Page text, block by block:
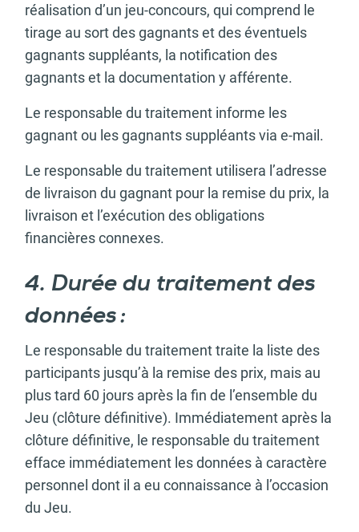
réalisation d’un jeu-concours, qui comprend le
tirage au sort des gagnants et des éventuels
gagnants suppléants, la notification des
gagnants et la documentation y afférente.
Le responsable du traitement informe les
gagnant ou les gagnants suppléants via e-mail.
Le responsable du traitement utilisera l’adresse
de livraison du gagnant pour la remise du prix, la
livraison et l’exécution des obligations
financières connexes.
4. Durée du traitement des
données :
Le responsable du traitement traite la liste des
participants jusqu’à la remise des prix, mais au
plus tard 60 jours après la fin de l’ensemble du
Jeu (clôture définitive). Immédiatement après la
clôture définitive, le responsable du traitement
efface immédiatement les données à caractère
personnel dont il a eu connaissance à l’occasion
du Jeu.